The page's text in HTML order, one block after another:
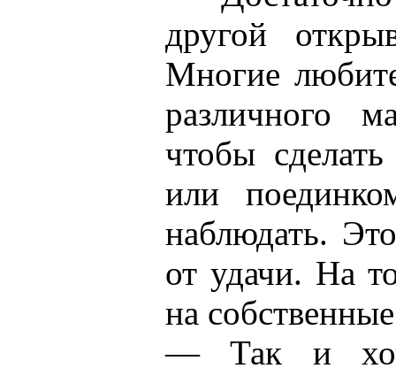
другой
Многие
различного
чтобы
или
наблюдать.
от удачи. На
на
— Так и